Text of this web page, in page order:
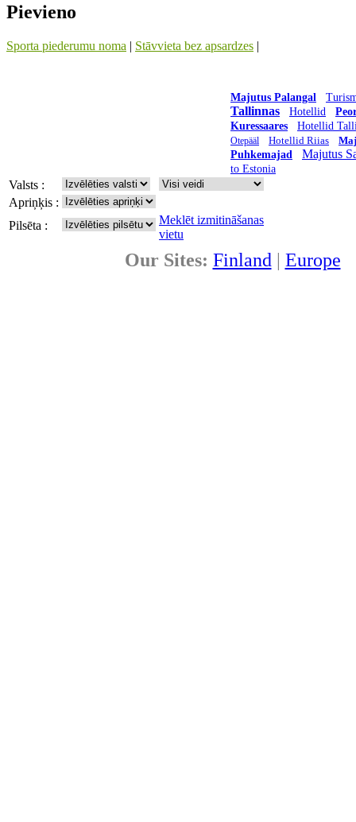
Pievieno
Sporta piederumu noma | Stāvvieta bez apsardzes |
Majutus Palangal
Tallinnas Hotellid
Kuressaares
Hotellid
Otepääl Hotellid Riias
Puhkemajad
Majutus
to Estonia
Valsts :
Apriņķis :
Pilsēta :
Meklēt izmitināšanas
vietu
Our Sites: Finland | Europe